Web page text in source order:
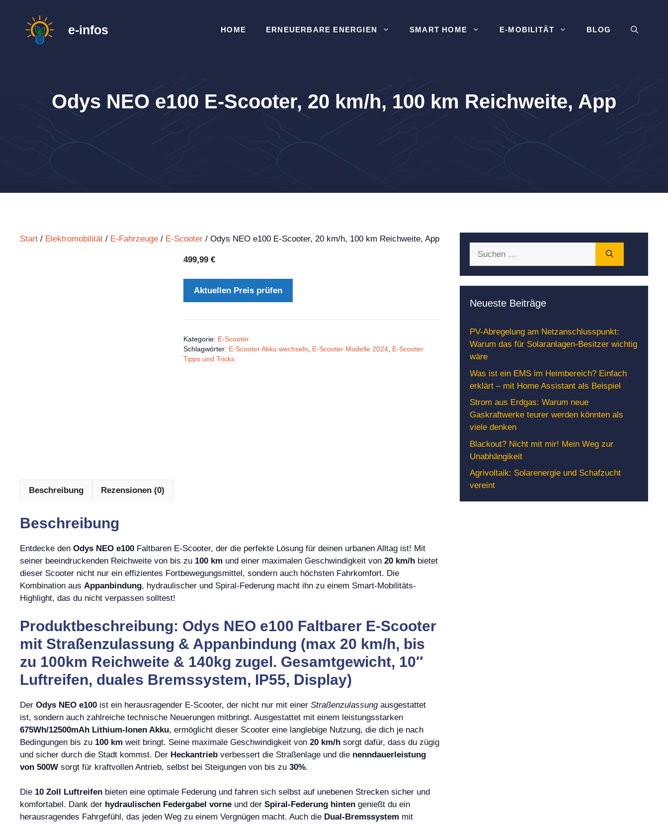
springen
e-infos HOME ERNEUERBARE ENERGIEN SMART HOME E-MOBILITÄT BLOG
Odys NEO e100 E-Scooter, 20 km/h, 100 km Reichweite, App
Start / Elektromobilität / E-Fahrzeuge / E-Scooter / Odys NEO e100 E-Scooter, 20 km/h, 100 km Reichweite, App
499,99€
Aktuellen Preis prüfen
Kategorie: E-Scooter
Schlagwörter: E-Scooter Akku wechseln E-Scooter Modelle 2024 E-Scooter
Tipps und Tricks
Beschreibung Rezensionen (0)
Beschreibung
Entdecke den Odys NEO e100 Faltbaren E-Scooter, der die perfekte Lösung für deinen urbanen Alltag ist! Mit
seiner beeindruckenden Reichweite von bis zu 100 km und einer maximalen Geschwindigkeit von 20 km/h bietet
dieser Scooter nicht nur ein effizientes Fortbewegungsmittel, sondern auch höchsten Fahrkomfort. Die
Kombination aus Appanbindung, hydraulischer und Spiral-Federung macht ihn zu einem Smart-Mobilitäts-
Highlight, das du nicht verpassen solltest!
Produktbeschreibung: Odys NEO e100 Faltbarer E-Scooter
mit Straßenzulassung & Appanbindung (max 20 km/h, bis
zu 100km Reichweite & 140kg zugel. Gesamtgewicht, 10″
Luftreifen, duales Bremssystem, IP55, Display)
Der Odys NEO e100 ist ein herausragender E-Scooter, der nicht nur mit einer Straßenzulassungausgestattet
ist, sondern auch zahlreiche technische Neuerungen mitbringt. Ausgestattet mit einem leistungsstarken
675Wh/12500mAh Lithium-Ionen Akku, ermöglicht dieser Scooter eine langlebige Nutzung, die dich je nach
Bedingungen bis zu 100 km weit bringt. Seine maximale Geschwindigkeit von 20 km/h sorgt dafür, dass du zügig
und sicher durch die Stadt kommst. Der Heckantrieb verbessert die Straßenlage und die nenndauerleistung
von 500W sorgt für kraftvollen Antrieb, selbst bei Steigungen von bis zu 30%.
Die 10 Zoll Luftreifen bieten eine optimale Federung und fahren sich selbst auf unebenen Strecken sicher und
komfortabel. Dank der hydraulischen Federgabel vorne und der Spiral-Federung hinten genießt du ein
herausragendes Fahrgefühl, das jeden Weg zu einem Vergnügen macht. Auch die Dual-Bremssystem mit
Neueste Beiträge
PV-Abregelung am Netzanschlusspunkt:
Warum das für Solaranlagen-Besitzer wichtig
wäre
Was ist ein EMS im Heimbereich? Einfach
erklärt – mit Home Assistant als Beispiel
Strom aus Erdgas: Warum neue
Gaskraftwerke teurer werden könnten als
viele denken
Blackout? Nicht mit mir! Mein Weg zur
Unabhängikeit
Agrivoltaik: Solarenergie und Schafzucht
vereint